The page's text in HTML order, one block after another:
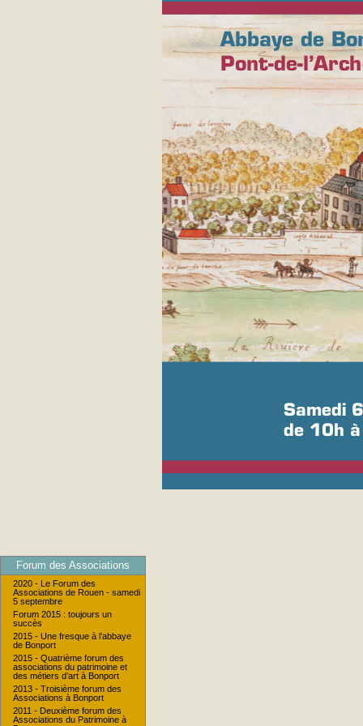
Forum des Associations
2020 - Le Forum des
Associations de Rouen - samedi
5 septembre
Forum 2015 : toujours un
succès
2015 - Une fresque à l’abbaye
de Bonport
2015 - Quatrième forum des
associations du patrimoine et
des métiers d’art à Bonport
2013 - Troisième forum des
Associations à Bonport
2011 - Deuxième forum des
Associations du Patrimoine à